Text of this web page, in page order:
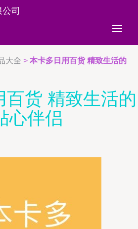
司
大全 > 本卡多日用百货 精致生活的
百货 精致生活的
心伴侣